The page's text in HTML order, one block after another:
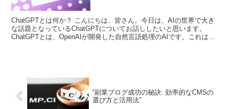
ChatGPTとは何か？ こんにちは、皆さん。今日は、AIの世界で大き
な話題となっているChatGPTについてお話ししたいと思います。
ChatGPTとは、OpenAIが開発した自然言語処理のAIです。これは、
“副業ブログ成功の秘訣: 効率的なCMSの
選び方と活用法”